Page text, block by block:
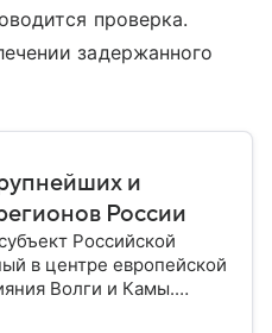
проверка.
задержанного
и
России
Российской
в центре европейской
Волги и Камы.
ведущих